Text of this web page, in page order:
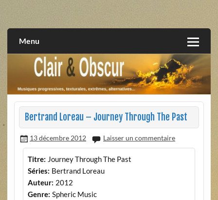
extrêmes, alternatives, texturales
Menu
Bertrand Loreau – Journey Through The Past
13 décembre 2012 Laisser un commentaire
Titre: Journey Through The Past
Séries: Bertrand Loreau
Auteur: 2012
Genre: Spheric Music